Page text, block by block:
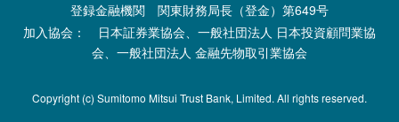
登録金融機関 関東財務局長（登金）第649号
加入協会： 日本証券業協会、一般社団法人 日本投資顧問業協
会、一般社団法人 金融先物取引業協会
Copyright (c) Sumitomo Mitsui Trust Bank, Limited. All rights reserved.